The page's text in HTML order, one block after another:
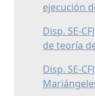
ejecución
Disp. SE-
de teoría
Disp. SE-